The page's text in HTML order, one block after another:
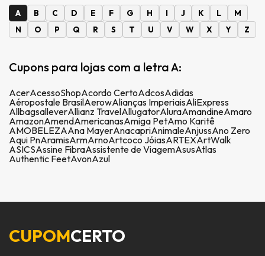
A B C D E F G H I J K L
M
N
O P Q R S T U V W X Y Z
Cupons para lojas com a letra A:
AcerAcessoShopAcordo CertoAdcosAdidas
Aéropostale BrasilAerowAlianças ImperiaisAliExpress
AllbagsalleverAllianz TravelAllugatorAluraAmandineAmaro
AmazonAmendAmericanasAmiga PetAmo Karitê
AMOBELEZAAna MayerAnacapriAnimaleAnjussAno Zero
Aqui PnAramisArmArnoArtcoco JóiasARTEXArtWalk
ASICSAssine FibraAssistente de ViagemAsusAtlas
Authentic FeetAvonAzul
CUPOMCERTO